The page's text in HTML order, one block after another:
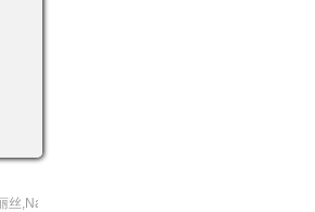
爱德华兹,雅典娜·卡尔卡尼斯,帕尔文·考尔
丝,Nathan,Phillips,雷切尔·布兰卡德